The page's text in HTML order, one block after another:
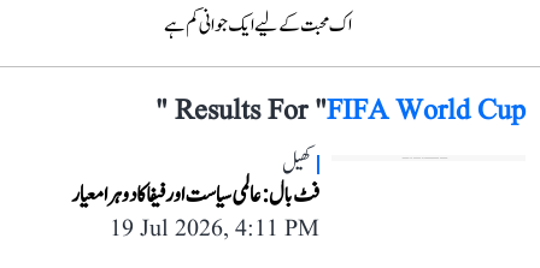
اک محبت کے لیے ایک جوانی کم ہے
Results For "FIFA World Cup
"
کھیل
فٹ بال :عالمی سیاست اور فیفا کا دوہرا معیار
19 Jul 2026, 4:11 PM